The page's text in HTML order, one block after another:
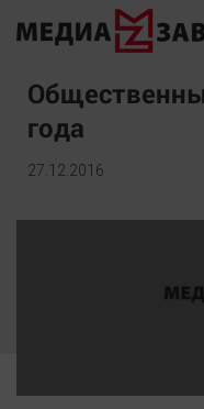
Новости
Экономика
Происшествия
года
27.12.2016